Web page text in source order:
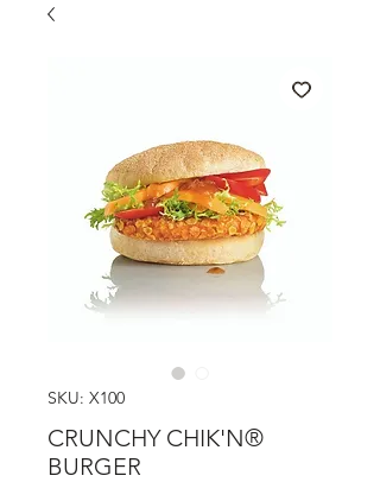
SKU: X100
CRUNCHY CHIK'N®
BURGER